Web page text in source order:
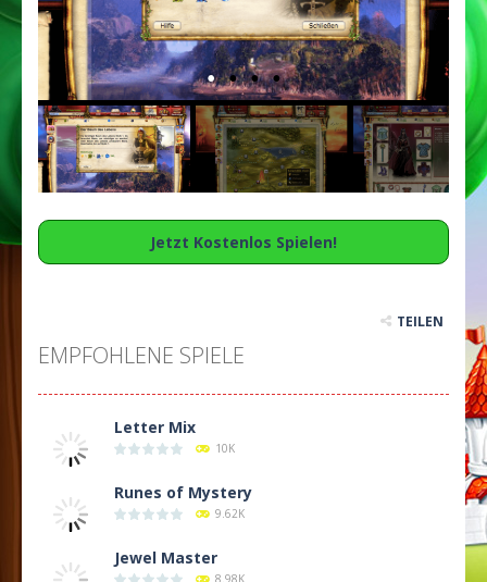
Jetzt Kostenlos Spielen!
TEILEN
EMPFOHLENE SPIELE
Letter Mix
10K
Runes of Mystery
9.62K
Jewel Master
8.98K